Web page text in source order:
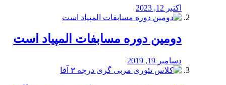
اکتبر 12, 2023
دومین دوره مسابفات المپیاد است
دسامبر 19, 2019